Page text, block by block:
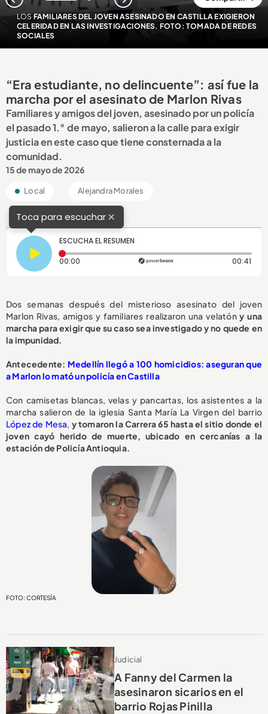
LOSFAMILIARES DEL JOVEN ASESINADO EN CASTILLA EXIGIERON
CELERIDAD EN LAS INVESTIGACIONES. FOTO: TOMADA DE REDES
SOCIALES
“Era estudiante, no delincuente”: así fue la
marcha por el asesinato de Marlon Rivas
Familiares y amigos del joven, asesinado por un policía
el pasado 1.° de mayo, salieron a la calle para exigir
justicia en este caso que tiene consternada a la
comunidad.
15 de mayo de 2026
Local Alejandra Morales
Toca para escuchar×
ESCUCHA EL RESUMEN
00:00 Tiempo transcurrido: 0 segundos 00:41
Dos semanas después del misterioso asesinato del joven
Marlon Rivas, amigos y familiares realizaron una velatóny una
marcha para exigir que su caso sea investigado y no quede en
la impunidad.
Antecedente: Medellín llegó a 100 homicidios: aseguran que
a Marlon lo mató un policía en Castilla
Con camisetas blancas, velas y pancartas, los asistentes a la
marcha salieron de la iglesia Santa María La Virgen del barrio
López de Mesa, y tomaron la Carrera 65 hasta el sitio donde el
joven cayó herido de muerte, ubicado en cercanías a la
estación de Policía Antioquia.
FOTO: CORTESÍA
Judicial
A Fanny del Carmen la
asesinaron sicarios en el
barrio Rojas Pinilla